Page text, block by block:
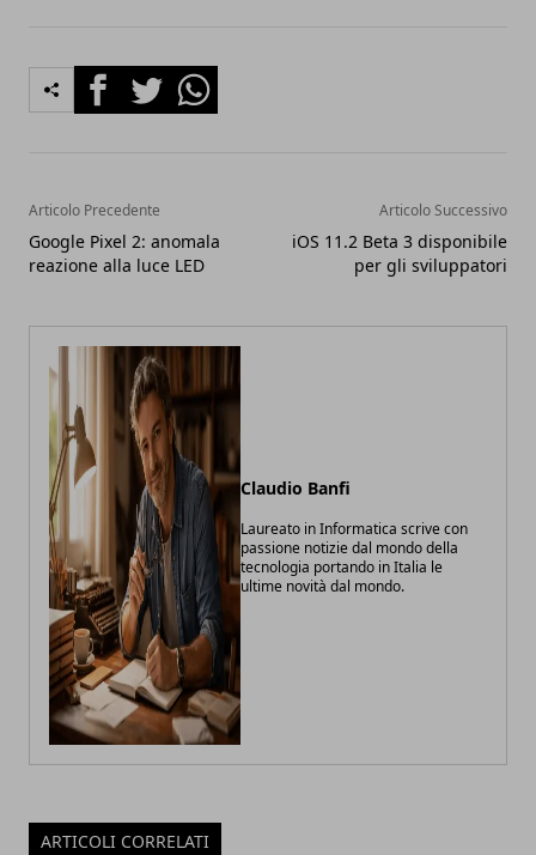
FacebookTwitterWhatsapp
Articolo Precedente
Google Pixel 2: anomala
reazione alla luce LED
Articolo Successivo
iOS 11.2 Beta 3 disponibile
per gli sviluppatori
Claudio Banfi
Laureato in Informatica scrive con
passione notizie dal mondo della
tecnologia portando in Italia le
ultime novità dal mondo.
ARTICOLI CORRELATI